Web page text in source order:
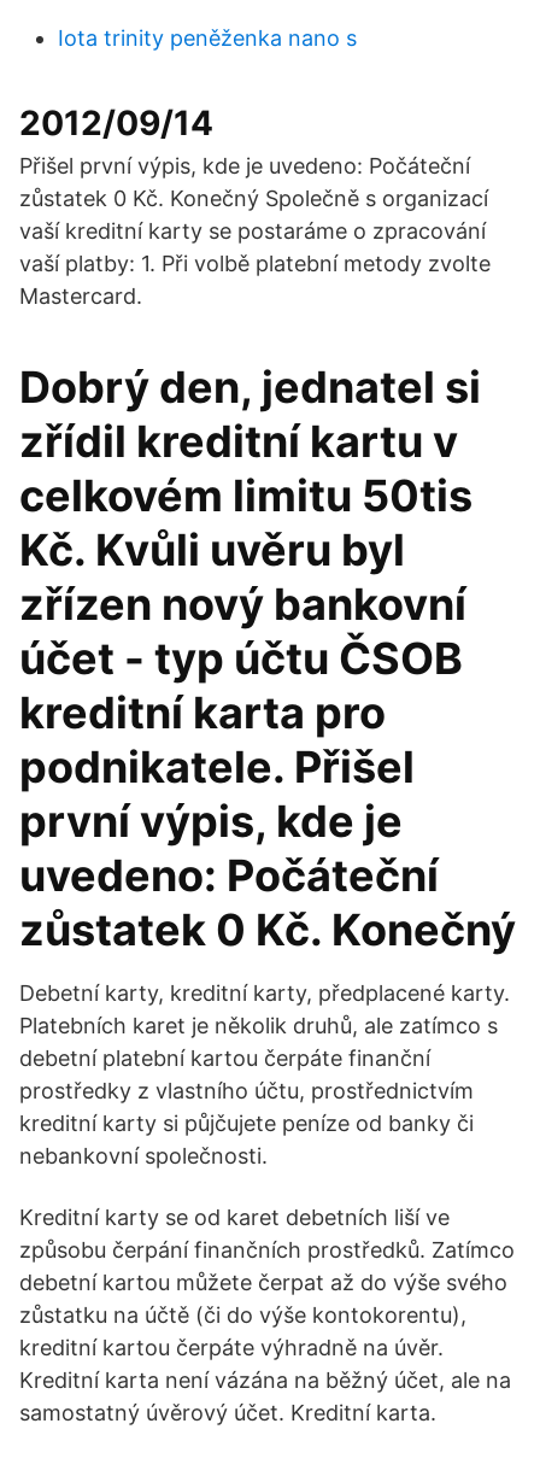
Iota trinity peněženka nano s
2012/09/14
Přišel první výpis, kde je uvedeno: Počáteční
zůstatek 0 Kč. Konečný Společně s organizací
vaší kreditní karty se postaráme o zpracování
vaší platby: 1. Při volbě platební metody zvolte
Mastercard.
Dobrý den, jednatel si
zřídil kreditní kartu v
celkovém limitu 50tis
Kč. Kvůli uvěru byl
zřízen nový bankovní
účet - typ účtu ČSOB
kreditní karta pro
podnikatele. Přišel
první výpis, kde je
uvedeno: Počáteční
zůstatek 0 Kč. Konečný
Debetní karty, kreditní karty, předplacené karty.
Platebních karet je několik druhů, ale zatímco s
debetní platební kartou čerpáte finanční
prostředky z vlastního účtu, prostřednictvím
kreditní karty si půjčujete peníze od banky či
nebankovní společnosti.
Kreditní karty se od karet debetních liší ve
způsobu čerpání finančních prostředků. Zatímco
debetní kartou můžete čerpat až do výše svého
zůstatku na účtě (či do výše kontokorentu),
kreditní kartou čerpáte výhradně na úvěr.
Kreditní karta není vázána na běžný účet, ale na
samostatný úvěrový účet. Kreditní karta.